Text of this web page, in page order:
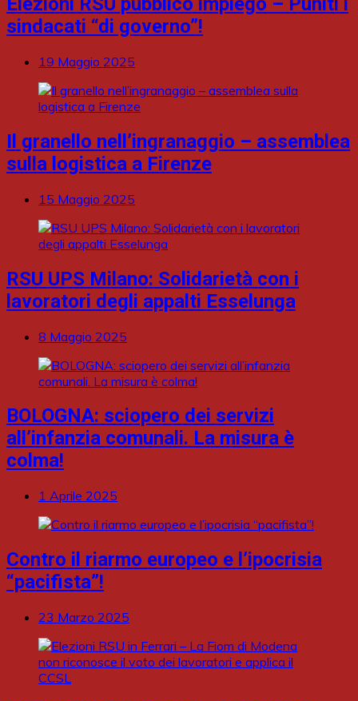
sindacati “di governo”!
19 Maggio 2025
Il granello nell’ingranaggio – assemblea
sulla logistica a Firenze
15 Maggio 2025
RSU UPS Milano: Solidarietà con i
lavoratori degli appalti Esselunga
8 Maggio 2025
BOLOGNA: sciopero dei servizi
all’infanzia comunali. La misura è
colma!
1 Aprile 2025
Contro il riarmo europeo e l’ipocrisia
“pacifista”!
23 Marzo 2025